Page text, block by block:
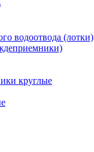
водоотвода (лотки)
круглые